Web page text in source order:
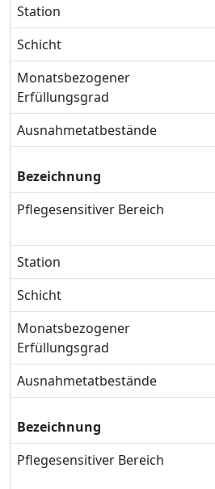
Station
Schicht
Monatsbezogener
Erfüllungsgrad
Ausnahmetatbestände
Bezeichnung
Pflegesensitiver Bereich
Station
Schicht
Monatsbezogener
Erfüllungsgrad
Ausnahmetatbestände
Bezeichnung
Pflegesensitiver Bereich